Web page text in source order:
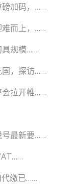
加码，……
而上，……
具规模……
，探访……
拉开帷……
最新要……
缴已……